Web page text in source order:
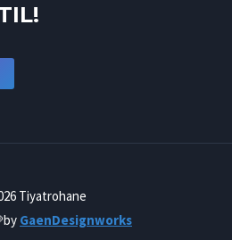
Tiyatrohane
GaenDesignworks